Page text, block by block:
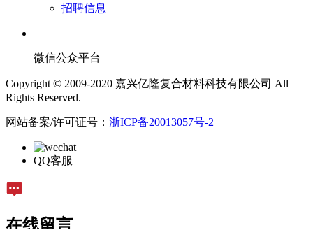
招聘信息
微信公众平台
Copyright © 2009-2020 嘉兴亿隆复合材料科技有限公司 All
Rights Reserved.
网站备案/许可证号： 浙ICP备20013057号-2
QQ客服
在线留言